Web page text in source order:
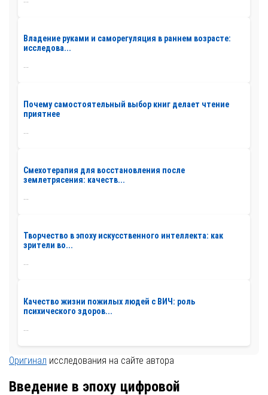
Владение руками и саморегуляция в раннем возрасте:
исследова...
...
Почему самостоятельный выбор книг делает чтение
приятнее
Смехотерапия для восстановления после
землетрясения: качеств...
Творчество в эпоху искусственного интеллекта: как
зрители во...
...
Качество жизни пожилых людей с ВИЧ: роль
психического здоров...
Оригинал исследования на сайте автора
Введение в эпоху цифровой